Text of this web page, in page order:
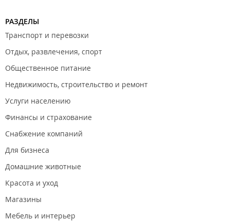
РАЗДЕЛЫ
Транспорт и перевозки
Отдых, развлечения, спорт
Общественное питание
Недвижимость, строительство и ремонт
Услуги населению
Финансы и страхование
Снабжение компаний
Для бизнеса
Домашние животные
Красота и уход
Магазины
Мебель и интерьер